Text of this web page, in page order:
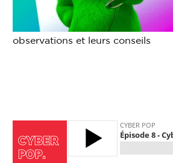
observations et leurs conseils